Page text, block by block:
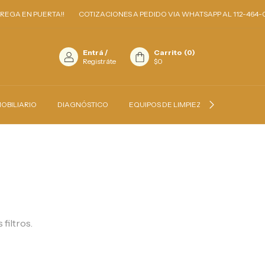
EN PUERTA!! COTIZACIONES A PEDIDO VIA WHATSAPP AL 112-464-
Entrá /
Registráte
Carrito (0)
$0
DIAGNÓSTICO EQUIPOS DE LIMPIEZA
filtros.